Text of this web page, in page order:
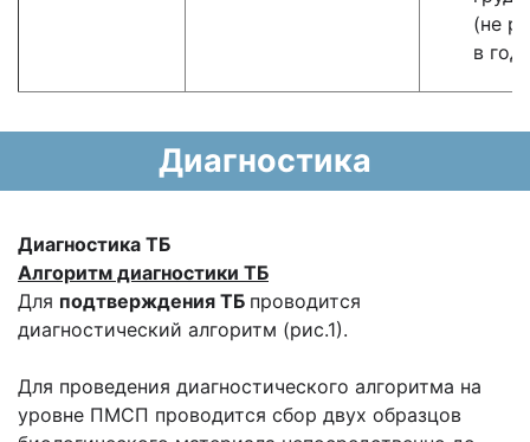
(не
в год)
Диагностика
Диагностика ТБ
Алгоритм диагностики ТБ
Для подтверждения ТБ проводится
диагностический алгоритм (рис.1).
Для проведения диагностического алгоритма на
уровне ПМСП проводится сбор двух образцов